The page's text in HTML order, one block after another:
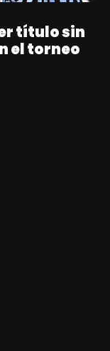
título sin
el torneo